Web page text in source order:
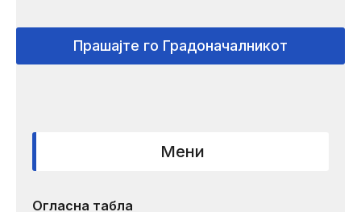
Прашајте го Градоначалникот
Мени
Огласна табла